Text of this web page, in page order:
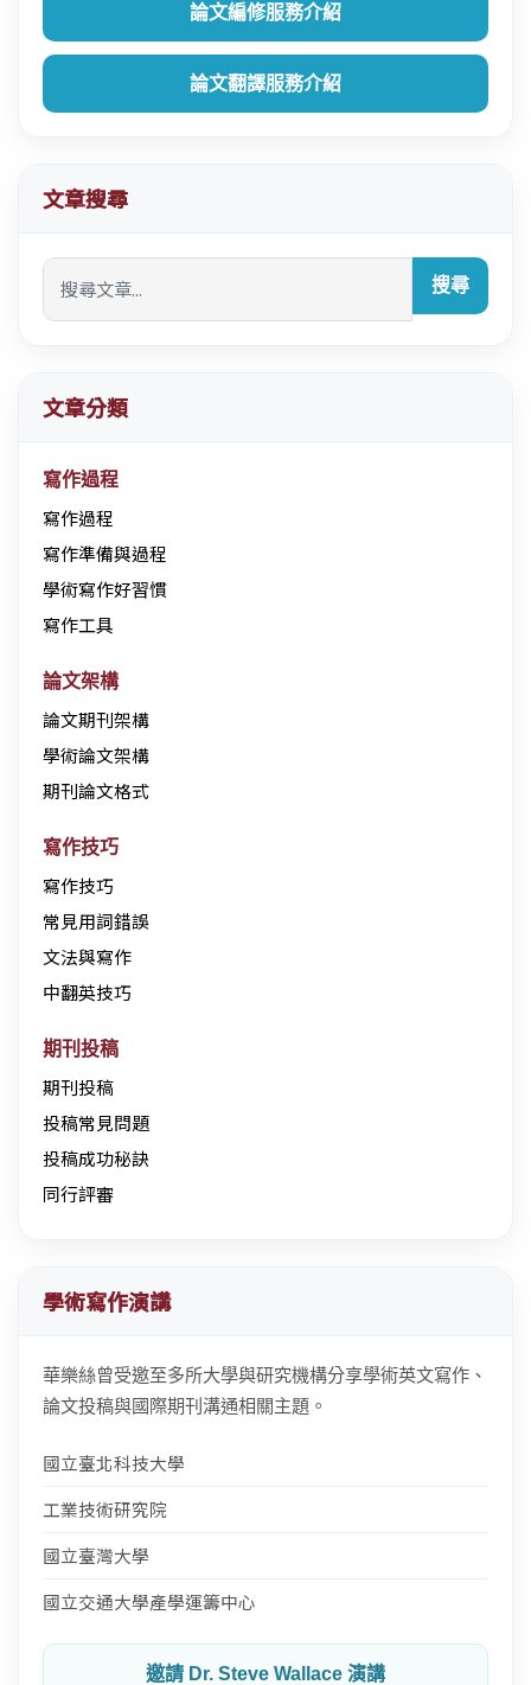
論文編修服務介紹
論文翻譯服務介紹
文章搜尋
搜尋
文章分類
寫作過程
寫作過程
寫作準備與過程
學術寫作好習慣
寫作工具
論文架構
論文期刊架構
學術論文架構
期刊論文格式
寫作技巧
寫作技巧
常見用詞錯誤
文法與寫作
中翻英技巧
期刊投稿
期刊投稿
投稿常見問題
投稿成功秘訣
同行評審
學術寫作演講
華樂絲曾受邀至多所大學與研究機構分享學術英文寫作、
論文投稿與國際期刊溝通相關主題。
國立臺北科技大學
工業技術研究院
國立臺灣大學
國立交通大學產學運籌中心
邀請 Dr. Steve Wallace 演講